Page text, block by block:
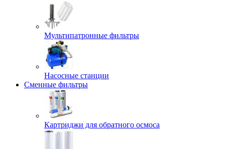
Мультипатронные фильтры
Насосные станции
Сменные фильтры
Картриджи для обратного осмоса